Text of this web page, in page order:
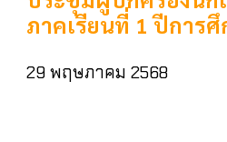
ภาคเรียนที่ 1 ปีการ
29 พฤษภาคม 2568